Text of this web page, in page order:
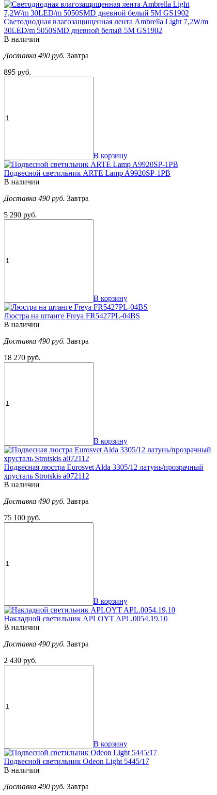
Светодиодная влагозащищенная лента Ambrella Light 7,2W/m
30LED/m 5050SMD дневной белый 5M GS1902
В наличии
Доставка 490 руб. Завтра
895 руб.
В корзину
Подвесной светильник ARTE Lamp A9920SP-1PB
В наличии
Доставка 490 руб. Завтра
5 290 руб.
В корзину
Люстра на штанге Freya FR5427PL-04BS
В наличии
Доставка 490 руб. Завтра
18 270 руб.
В корзину
Подвесная люстра Eurosvet Alda 3305/12 латунь/прозрачный
хрусталь Strotskis a072112
В наличии
Доставка 490 руб. Завтра
75 100 руб.
В корзину
Накладной светильник APLOYT APL.0054.19.10
В наличии
Доставка 490 руб. Завтра
2 430 руб.
В корзину
Подвесной светильник Odeon Light 5445/17
В наличии
Доставка 490 руб. Завтра